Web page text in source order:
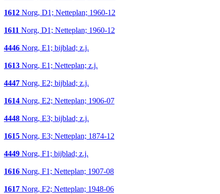
1612 Norg, D1; Netteplan; 1960-12
1611 Norg, D1; Netteplan; 1960-12
4446 Norg, E1; bijblad; z.j.
1613 Norg, E1; Netteplan; z.j.
4447 Norg, E2; bijblad; z.j.
1614 Norg, E2; Netteplan; 1906-07
4448 Norg, E3; bijblad; z.j.
1615 Norg, E3; Netteplan; 1874-12
4449 Norg, F1; bijblad; z.j.
1616 Norg, F1; Netteplan; 1907-08
1617 Norg, F2; Netteplan; 1948-06